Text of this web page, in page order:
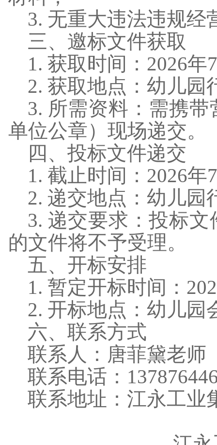
3. 无重大违法违规经
三、邀标文件获取
1. 获取时间：2026年
2. 获取地点：幼儿园
3. 所需资料： 需携带
单位公章）现场递交。
四、投标文件递交
1. 截止时间：2026年
2. 递交地点：幼儿园
3. 递交要求：投标
的文件将不予受理。
五、开标安排
1. 暂定开标时间：
2. 开标地点：幼儿园
六、联系方式
联系人：唐菲黛老师
联系电话：
联系地址：江永工业